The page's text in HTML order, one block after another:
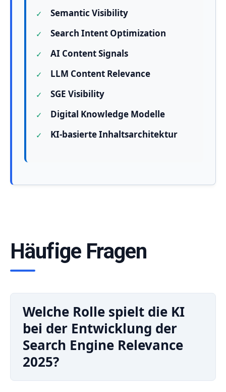
Semantic Visibility
Search Intent Optimization
AI Content Signals
LLM Content Relevance
SGE Visibility
Digital Knowledge Modelle
KI-basierte Inhaltsarchitektur
Häufige Fragen
Welche Rolle spielt die KI
bei der Entwicklung der
Search Engine Relevance
2025?